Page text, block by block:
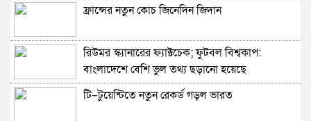
ফ্রান্সের নতুন কোচ জিনেদিন জিদান
রিউমর স্ক্যানারের ফ্যাক্টচেক; ফুটবল বিশ্বকাপ:
বাংলাদেশে বেশি ভুল তথ্য ছড়ানো হয়েছে
আর্জেন্টিনাকে ঘিরে
টি–টুয়েন্টিতে নতুন রেকর্ড গড়ল ভারত